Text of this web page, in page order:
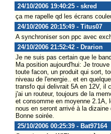
24/10/2006 19:40:25 - skred
ça me rapelle qd les écrans
24/10/2006 20:15:49 - Titus07
A synchroniser son ppc avec
24/10/2006 21:52:42 - Drarion
Je ne suis pas certain que le
Ma position aujourd'hui: Je
toute facon, un produit qui sort,
niveau de l'energie.. et en
transfo qui delivrait 5A en 12V, il
j'ai un routeur, toujours de la
et consomme en moyenne 2.1A,
nous en seront arrivé à la dizaine
Bonne soirée.
25/10/2006 00:25:39 - Bat97164